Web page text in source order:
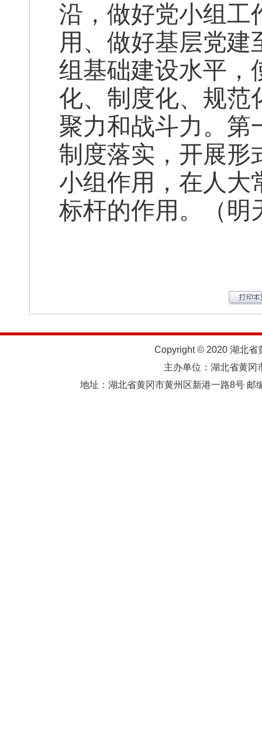
沿，做好党小组工
用、做好基层党建
组基础建设水平，
化、制度化、规范
聚力和战斗力。第
制度落实，开展形
小组作用，在人大
标杆的作用。（明
Copyright © 2020 湖北省
主办单位：湖北省黄
地址：湖北省黄冈市黄州区新港一路8号